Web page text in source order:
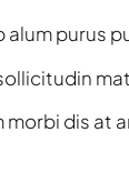
alum purus
morbi dis at